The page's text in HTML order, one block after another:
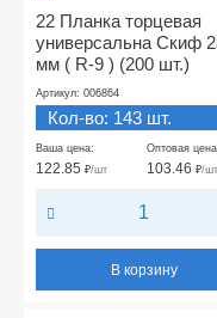
22 Планка торцевая
универсальна Скиф
мм ( R-9 ) (200 шт.)
Артикул: 006864
Кол-во: 143 шт.
Ваша цена:
122.85 ₽/шт
Оптовая
103.46₽/шт
В корзину